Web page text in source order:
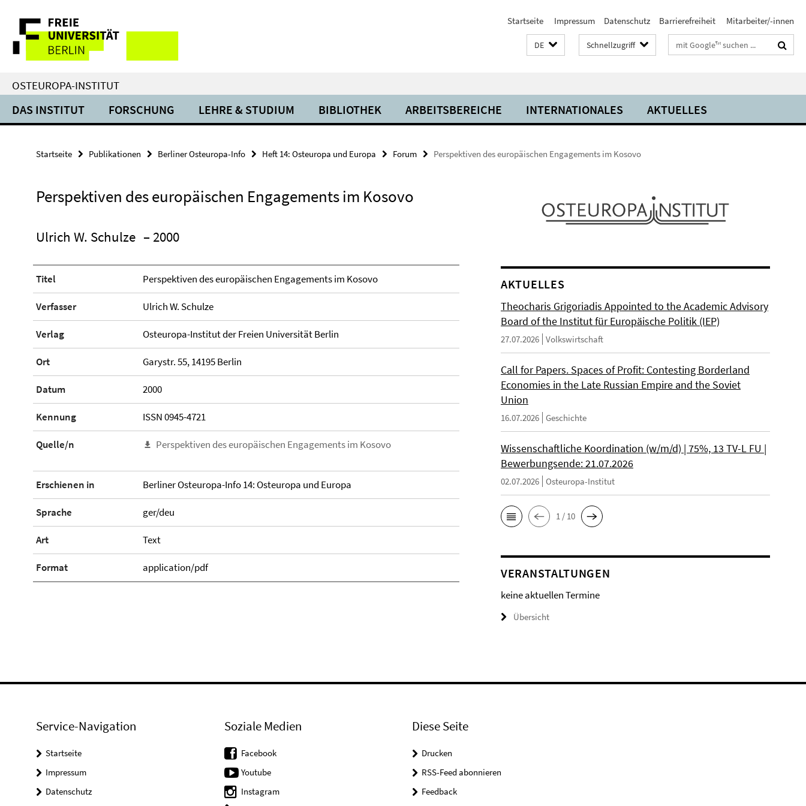
direkt
Inhalt
Service-
Navigation
Startseite Impressum Datenschutz Barrierefreiheit Mitarbeiter/-innen
DE Schnellzugriff Suchbegriffe
OSTEUROPA-INSTITUT
DAS INSTITUT FORSCHUNG LEHRE & STUDIUM BIBLIOTHEK ARBEITSBEREICHE INTERNATIONALES AKTUELLES
Startseite Publikationen Berliner Osteuropa-Info Heft 14: Osteuropa und Europa Forum Perspektiven des europäischen Engagements im Kosovo
Perspektiven des europäischen Engagements im Kosovo
Ulrich W. Schulze – 2000
Titel Perspektiven des europäischen Engagements im Kosovo
Verfasser Ulrich W. Schulze
Verlag Osteuropa-Institut der Freien Universität Berlin
Ort Garystr. 55, 14195 Berlin
Datum 2000
Kennung ISSN 0945-4721
Quelle/n Perspektiven des europäischen Engagements im Kosovo
Erschienen in Berliner Osteuropa-Info 14: Osteuropa und Europa
Sprache ger/deu
Art Text
Format application/pdf
AKTUELLES
Theocharis Grigoriadis Appointed to the Academic Advisory
Board of the Institut für Europäische Politik (IEP)
27.07.2026 Volkswirtschaft
Call for Papers. Spaces of Profit: Contesting Borderland
Economies in the Late Russian Empire and the Soviet
Union
16.07.2026 Geschichte
Wissenschaftliche Koordination (w/m/d) | 75%, 13 TV-L FU |
Bewerbungsende: 21.07.2026
02.07.2026 Osteuropa-Institut
1 / 10
VERANSTALTUNGEN
keine aktuellen Termine
Übersicht
Service-Navigation
Startseite
Impressum
Datenschutz
Soziale Medien
Facebook
Youtube
Instagram
Diese Seite
Drucken
RSS-Feed abonnieren
Feedback